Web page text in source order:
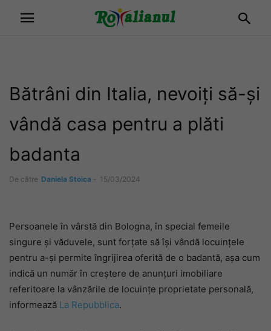
Bătrâni din Italia, nevoiți să-și
vândă casa pentru a plăti
badanta
De către Daniela Stoica - 15/03/2024
Persoanele în vârstă din Bologna, în special femeile
singure și văduvele, sunt forțate să își vândă locuințele
pentru a-și permite îngrijirea oferită de o badantă, așa cum
indică un număr în creștere de anunțuri imobiliare
referitoare la vânzările de locuințe proprietate personală,
informează La Repubblica.